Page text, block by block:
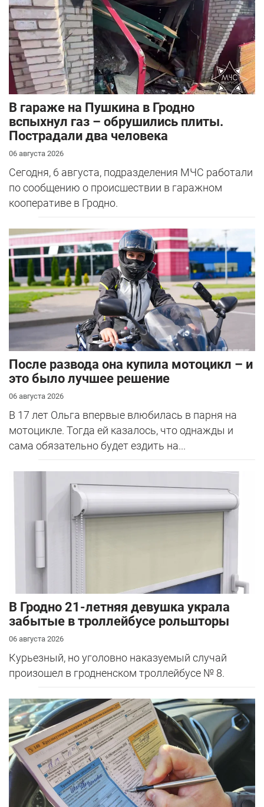
В гараже на Пушкина в Гродно
вспыхнул газ – обрушились плиты.
Пострадали два человека
06 августа 2026
Сегодня, 6 августа, подразделения МЧС работали
по сообщению о происшествии в гаражном
кооперативе в Гродно.
После развода она купила мотоцикл – и
это было лучшее решение
06 августа 2026
В 17 лет Ольга впервые влюбилась в парня на
мотоцикле. Тогда ей казалось, что однажды и
сама обязательно будет ездить на...
В Гродно 21-летняя девушка украла
забытые в троллейбусе рольшторы
06 августа 2026
Курьезный, но уголовно наказуемый случай
произошел в гродненском троллейбусе № 8.